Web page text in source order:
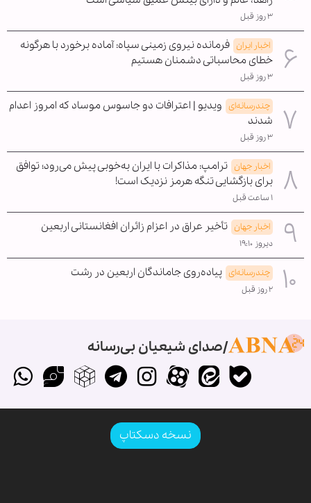
۳ روز قبل
اخبار ایران فرمانده نیروی زمینی سپاه: آماده برخورد با هرگونه
خطای محاسباتی دشمنان هستیم
۳ روز قبل
چندرسانه‌ای ویدیو | اعترافات دو جاسوس موساد که امروز اعدام
شدند
۳ روز قبل
اخبار جهان ترامپ: مذاکرات با ایران به‌خوبی پیش می‌رود؛ توافق
برای بازگشایی تنگه هرمز نزدیک است!
۱ ساعت قبل
اخبار جهان تأخیر عراق در اعزام زائران افغانستانی اربعین
دیروز ۱۹:۱۰
چندرسانه‌ای پیاده‌روی جاماندگان اربعین در رشت
۲ روز قبل
صدای شیعیان بی‌رسانه
نسخه دسکتاپ